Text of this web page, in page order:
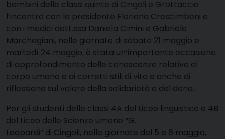
bambini delle classi quinte di Cingoli e Grottaccia
l’incontro con la presidente Floriana Crescimbeni e
con i medici dott.ssa Daniela Cimini e Gabriele
Marchegiani, nelle giornate di sabato 21 maggio e
martedì 24 maggio, è stata un’importante occasione
di approfondimento delle conoscenze relative al
corpo umano e ai corretti stili di vita e anche di
riflessione sul valore della solidarietà e del dono.
Per gli studenti delle classi 4A del Liceo linguistico e 4B
del Liceo delle Scienze umane “G.
Leopardi” di Cingoli, nelle giornate del 5 e 6 maggio,